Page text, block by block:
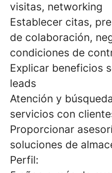
visitas, networking
Establecer citas,
de colaboración,
condiciones de
Explicar beneficios
leads
Atención y
servicios con
Proporcionar
soluciones de
Perfil: